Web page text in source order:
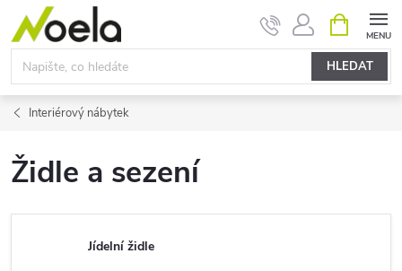
Přejít
obsah
HLEDAT
NÁKUPNÍ
KOŠÍK
Interiérový nábytek
Židle a sezení
Jídelní židle